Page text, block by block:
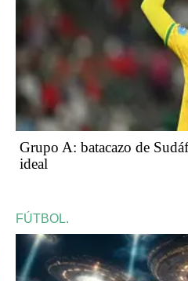
Grupo A: batacazo de
ideal
FÚTBOL.